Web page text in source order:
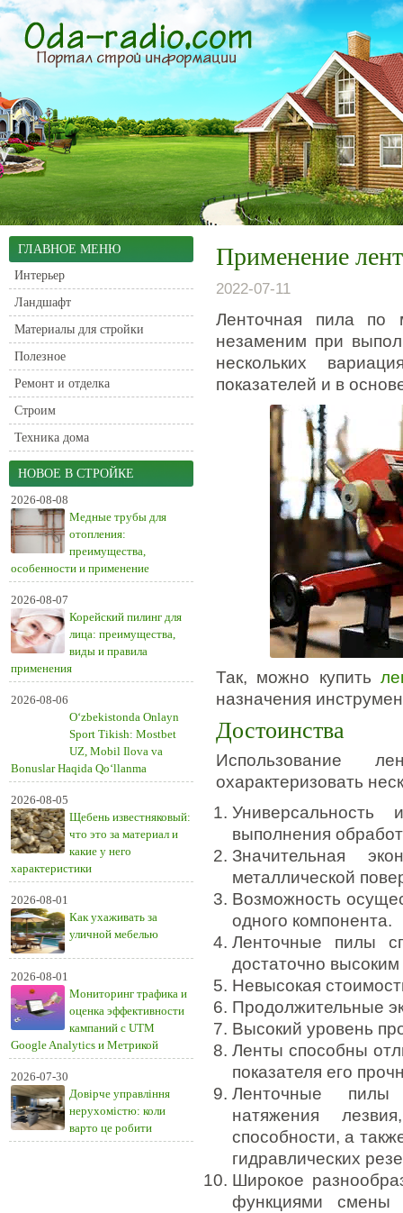
ГЛАВНОЕ МЕНЮ
Интерьер
Ландшафт
Материалы для стройки
Полезное
Ремонт и отделка
Строим
Техника дома
НОВОЕ В СТРОЙКЕ
2026-08-08
Медные трубы для
отопления:
преимущества,
особенности и применение
2026-08-07
Корейский пилинг для
лица: преимущества,
виды и правила
применения
2026-08-06
O‘zbekistonda Onlayn
Sport Tikish: Mostbet
UZ, Mobil Ilova va
Bonuslar Haqida Qo‘llanma
2026-08-05
Щебень известняковый:
что это за материал и
какие у него
характеристики
2026-08-01
Как ухаживать за
уличной мебелью
2026-08-01
Мониторинг трафика и
оценка эффективности
кампаний с UTM
Google Analytics и Метрикой
2026-07-30
Довірче управління
нерухомістю: коли
варто це робити
Применение
2022-07-11
Ленточная пила по
незаменим при
нескольких
показателей и в
Так, можно купить
назначения
Достоинства
Использование
охарактеризовать
Универсальность
выполнения
Значительная
металлической
Возможность
одного компонента.
Ленточные пилы
достаточно
Невысокая
Продолжительные
Высокий уровень
Ленты способны
показателя его
Ленточные пилы
натяжения
способности, а
гидравлических
Широкое
функциями смены